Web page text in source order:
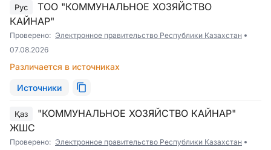
Рус
ТОО "КОММУНАЛЬНОЕ ХОЗЯЙСТВО
КАЙНАР"
Проверено: Электронное правительство Республики Казахстан
07.08.2026
Различается в источниках
Источники
Қаз
"КОММУНАЛЬНОЕ ХОЗЯЙСТВО КАЙНАР"
ЖШС
Проверено: Электронное правительство Республики Казахстан